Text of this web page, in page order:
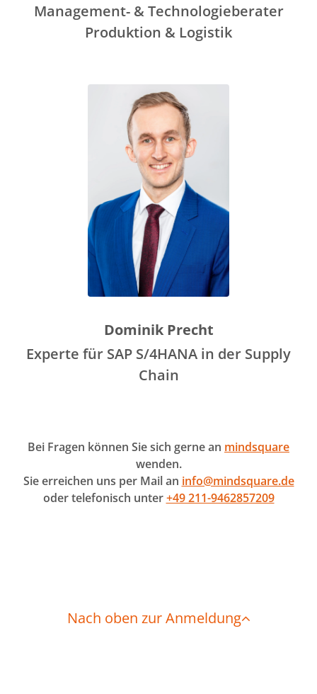
Management- & Technologieberater
Produktion & Logistik
Dominik Precht
Experte für SAP S/4HANA in der Supply
Chain
Bei Fragen können Sie sich gerne an mindsquare
wenden.
Sie erreichen uns per Mail an info@mindsquare.de
oder telefonisch unter+49 211-9462857209
Nach oben zur Anmeldung